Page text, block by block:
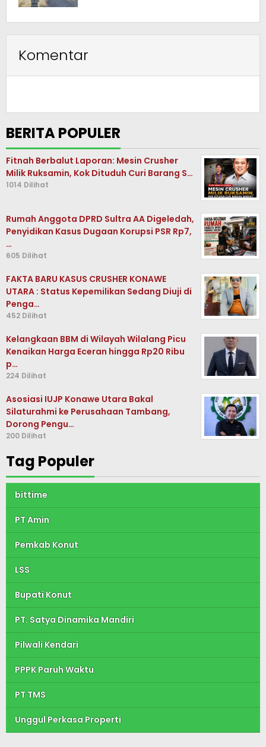
Komentar
BERITA POPULER
Fitnah Berbalut Laporan: Mesin Crusher
Milik Ruksamin, Kok Dituduh Curi Barang S…
1014 Dilihat
Rumah Anggota DPRD Sultra AA Digeledah,
Penyidikan Kasus Dugaan Korupsi PSR Rp7,
…
605 Dilihat
FAKTA BARU KASUS CRUSHER KONAWE
UTARA : Status Kepemilikan Sedang Diuji di
Penga…
452 Dilihat
Kelangkaan BBM di Wilayah Wilalang Picu
Kenaikan Harga Eceran hingga Rp20 Ribu
p…
224 Dilihat
Asosiasi IUJP Konawe Utara Bakal
Silaturahmi ke Perusahaan Tambang,
Dorong Pengu…
200 Dilihat
Tag Populer
bittime
PT Amin
Pemkab Konut
LSS
Bupati Konut
PT. Satya Dinamika Mandiri
Pilwali Kendari
PPPK Paruh Waktu
PT TMS
Unggul Perkasa Properti